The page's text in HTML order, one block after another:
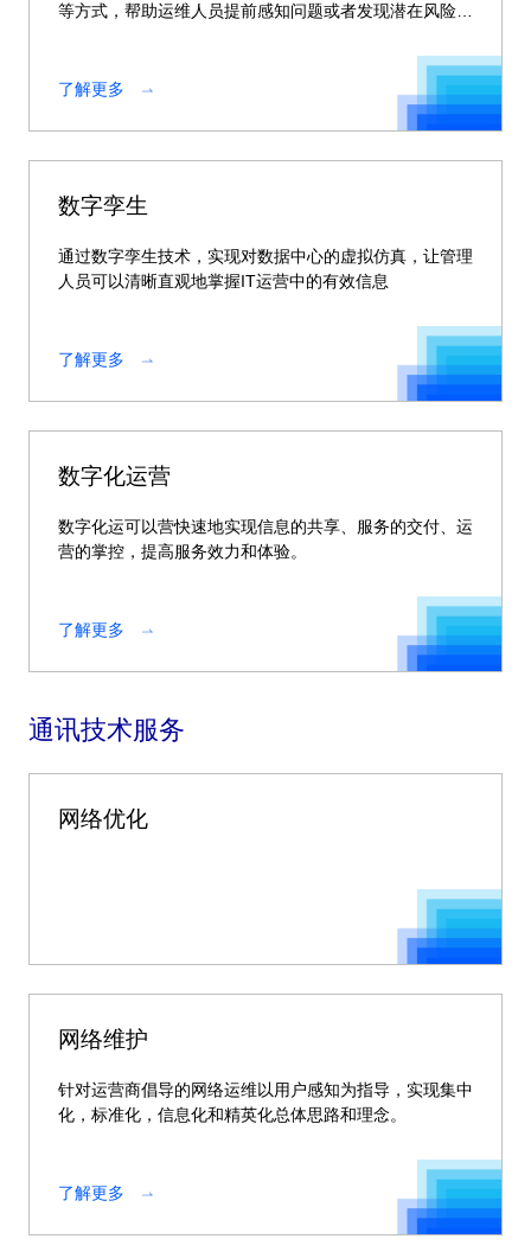
等方式，帮助运维人员提前感知问题或者发现潜在风险，
了解更多
数字孪生
通过数字孪生技术，实现对数据中心的虚拟仿真，让管理
人员可以清晰直观地掌握IT运营中的有效信息
了解更多
数字化运营
数字化运可以营快速地实现信息的共享、服务的交付、运
营的掌控，提高服务效力和体验。
了解更多
通讯技术服务
网络优化
网络维护
针对运营商倡导的网络运维以用户感知为指导，实现集中
化，标准化，信息化和精英化总体思路和理念。
了解更多